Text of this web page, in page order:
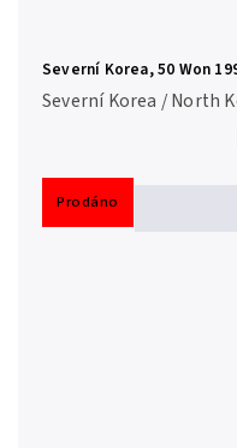
Severní Korea, 50 Won
Severní Korea / North
Prodáno